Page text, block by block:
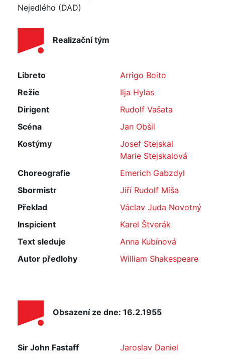
Nejedlého (DAD)
Realizační tým
Libreto
Arrigo Boito
Režie
Ilja Hylas
Dirigent
Rudolf Vašata
Scéna
Jan Obšil
Kostýmy
Josef Stejskal
Marie Stejskalová
Choreografie
Emerich Gabzdyl
Sbormistr
Jiří Rudolf Míša
Překlad
Václav Juda Novotný
Inspicient
Karel Štverák
Text sleduje
Anna Kubínová
Autor předlohy
William Shakespeare
Obsazení ze dne: 16.2.1955
Sir John Fastaff
Jaroslav Daniel